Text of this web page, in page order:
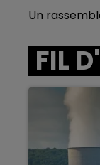
Un
FIL